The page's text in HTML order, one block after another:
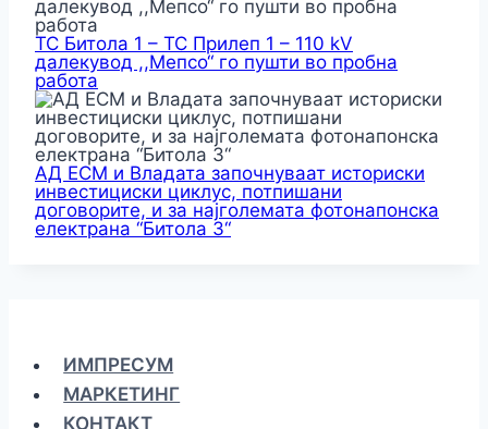
ТС Битола 1 – ТС Прилеп 1 – 110 kV
далекувод ,,Мепсо“ го пушти во пробна
работа
АД ЕСМ и Владата започнуваат историски
инвестициски циклус, потпишани
договорите, и за најголемата фотонапонска
електрана “Битола 3“
ИМПРЕСУМ
МАРКЕТИНГ
КОНТАКТ